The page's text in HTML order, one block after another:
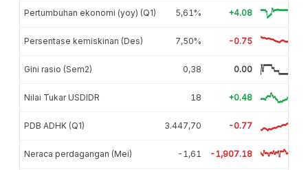
Pertumbuhan ekonomi (yoy) (Q1) 5,61% +4.08
Persentase kemiskinan (Des) 7,50% -0.75
Gini rasio (Sem2) 0,38 0.00
Nilai Tukar USDIDR 18 +0.48
PDB ADHK (Q1) 3.447,70 -0.77
Neraca perdagangan (Mei) -1,61 -1,907.18